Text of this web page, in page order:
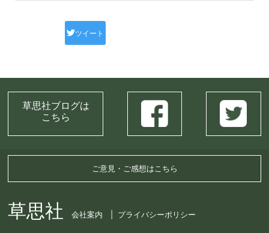
ツイート
草思社ブログは
こちら
ご意見・ご感想はこちら
草思社 会社案内 プライバシーポリシー